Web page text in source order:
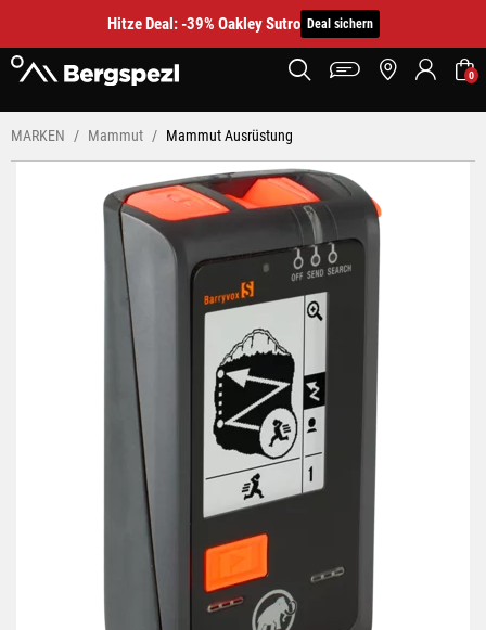
Hitze Deal: -39% Oakley Sutro Deal sichern
0
MARKEN Mammut Mammut Ausrüstung